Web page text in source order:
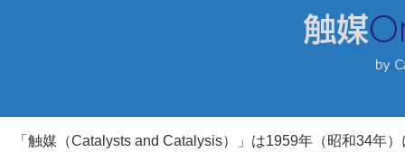
「触媒（Catalysts and Catalysis）」は1959年（昭和34年